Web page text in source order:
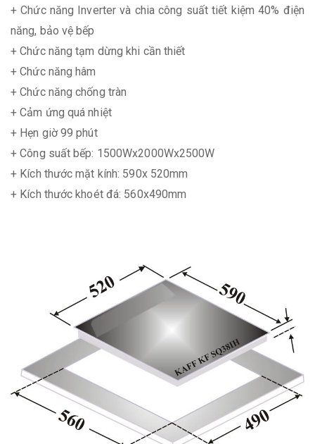
+ Chức năng Inverter và chia công suất tiết kiệm 40% điện
năng, bảo vệ bếp
+ Chức năng tạm dừng khi cần thiết
+ Chức năng hâm
+ Chức năng chống tràn
+ Cảm ứng quá nhiệt
+ Hẹn giờ 99 phút
+ Công suất bếp: 1500Wx2000Wx2500W
+ Kích thước mặt kính: 590x 520mm
+ Kích thước khoét đá: 560x490mm